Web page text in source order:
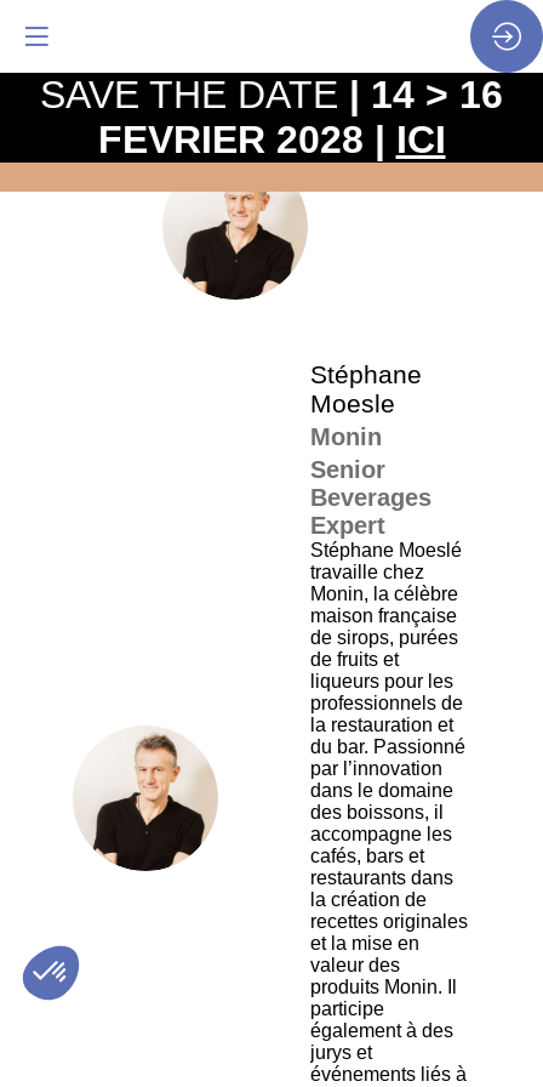
SM
La
SM
Stéphane
Moesle
Monin
Senior
Beverages
Expert
Stéphane Moeslé
travaille chez
Monin, la célèbre
maison française
de sirops, purées
de fruits et
liqueurs pour les
professionnels de
la restauration et
du bar. Passionné
par l’innovation
dans le domaine
des boissons, il
accompagne les
cafés, bars et
restaurants dans
la création de
recettes originales
et la mise en
valeur des
produits Monin. Il
participe
également à des
jurys et
événements liés à
SAVE THE DATE | 14 > 16
FEVRIER 2028 | ICI